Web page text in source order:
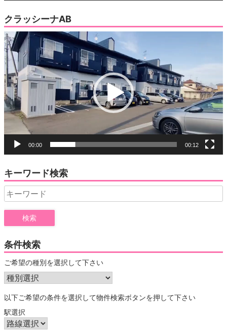
クラッシーナAB
動
画
プ
レ
ー
ヤ
ー
00:00 00:12
キーワード検索
Search
for:
条件検索
ご希望の種別を選択して下さい
以下ご希望の条件を選択して物件検索ボタンを押して下さい
駅選択